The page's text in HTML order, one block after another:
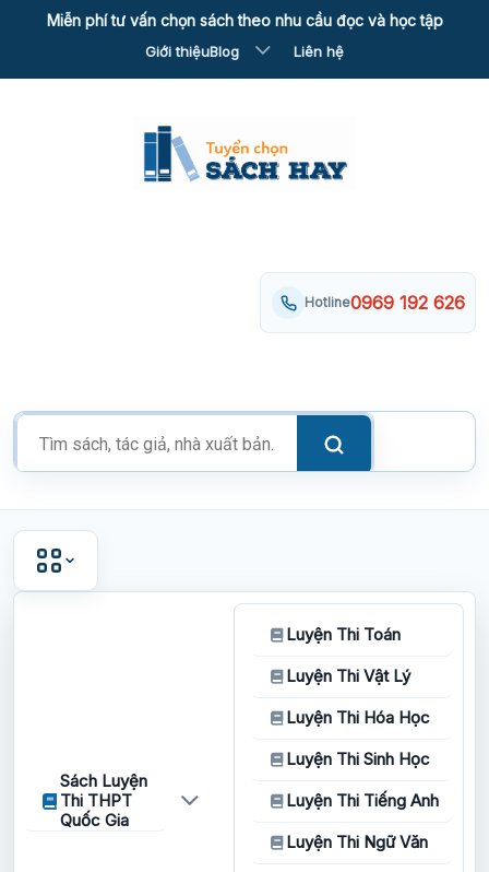
Miễn phí tư vấn chọn sách theo nhu cầu đọc và học tập
Giới thiệuBlog Liên hệ
Tìm
kiếm
phẩm
Hotline0969 192 626
Sách Luyện
Thi THPT
Quốc Gia
Luyện Thi Toán
Luyện Thi Vật Lý
Luyện Thi Hóa Học
Luyện Thi Sinh Học
Luyện Thi Tiếng Anh
Luyện Thi Ngữ Văn